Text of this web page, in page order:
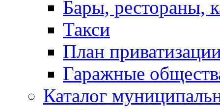
Бары, рестораны,
Такси
План
Гаражные
Каталог